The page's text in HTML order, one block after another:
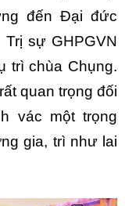
đến Đại đức
sự GHPGVN
trì chùa Chụng.
quan trọng đối
vác một trọng
gia, trì như lai